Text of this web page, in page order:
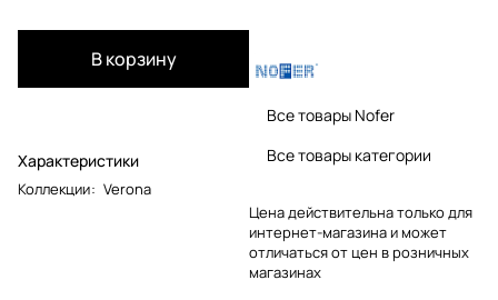
В корзину
Характеристики
Коллекции: Verona
Все товары Nofer
Все товары категории
Цена действительна только для
интернет-магазина и может
отличаться от цен в розничных
магазинах